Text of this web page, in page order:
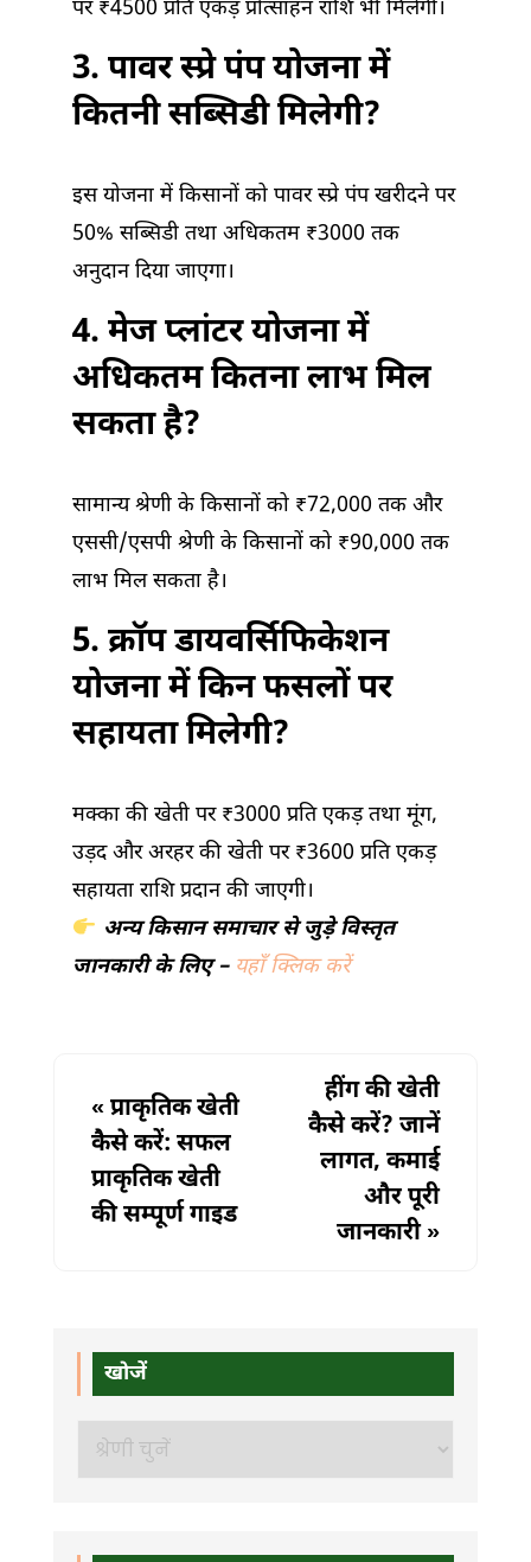
पर ₹4500 प्रति एकड़ प्रोत्साहन राशि भी मिलेगी।
3. पावर स्प्रे पंप योजना में
कितनी सब्सिडी मिलेगी?
इस योजना में किसानों को पावर स्प्रे पंप खरीदने पर
50% सब्सिडी तथा अधिकतम ₹3000 तक
अनुदान दिया जाएगा।
4. मेज प्लांटर योजना में
अधिकतम कितना लाभ मिल
सकता है?
सामान्य श्रेणी के किसानों को ₹72,000 तक और
एससी/एसपी श्रेणी के किसानों को ₹90,000 तक
लाभ मिल सकता है।
5. क्रॉप डायवर्सिफिकेशन
योजना में किन फसलों पर
सहायता मिलेगी?
मक्का की खेती पर ₹3000 प्रति एकड़ तथा मूंग,
उड़द और अरहर की खेती पर ₹3600 प्रति एकड़
सहायता राशि प्रदान की जाएगी।
अन्य किसान समाचार से जुड़े विस्तृत
जानकारी के लिए – यहाँ क्लिक करें
«प्राकृतिक खेती
कैसे करें: सफल
प्राकृतिक खेती
की सम्पूर्ण गाइड
हींग की खेती
कैसे करें? जानें
लागत, कमाई
और पूरी
जानकारी»
खोजें
खोजें